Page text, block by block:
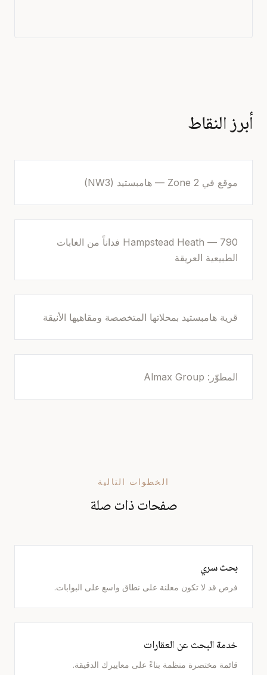
أبرز النقاط
موقع في Zone 2 — هامبستيد (NW3)
Hampstead Heath — 790 فداناً من الغابات
الطبيعية العريقة
قرية هامبستيد بمحلاتها المتخصصة ومقاهيها الأنيقة
المطوّر: Almax Group
الخطوات التالية
صفحات ذات صلة
بحث سري
فرص قد لا تكون معلنة على نطاق واسع على البوابات.
خدمة البحث عن العقارات
قائمة مختصرة منظمة بناءً على معاييرك الدقيقة.